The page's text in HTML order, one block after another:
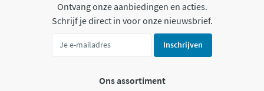
Ontvang onze aanbiedingen en acties.
Schrijf je direct in voor onze nieuwsbrief.
Inschrijven
Ons assortiment